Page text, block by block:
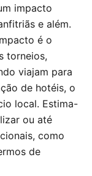
impacto
e além.
é o
torneios,
viajam para
de hotéis, o
local. Estima-
ou até
como
de